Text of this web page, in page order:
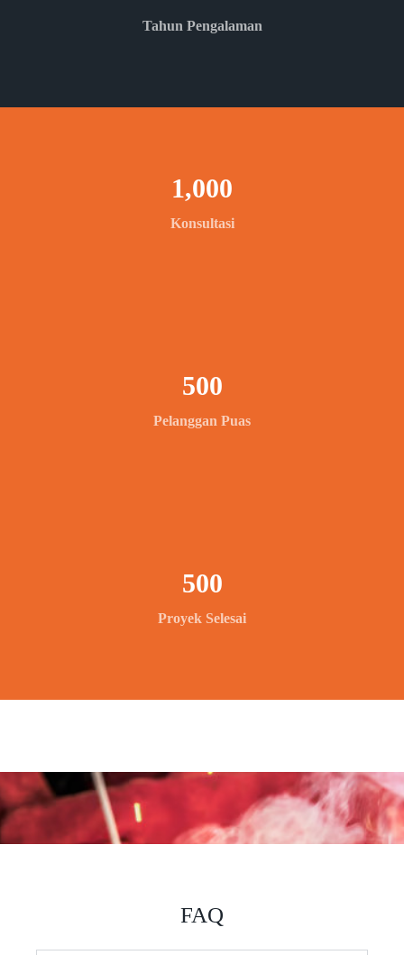
Tahun Pengalaman
Konsultasi
1,000
Pelanggan Puas
500
Proyek Selesai
500
FAQ